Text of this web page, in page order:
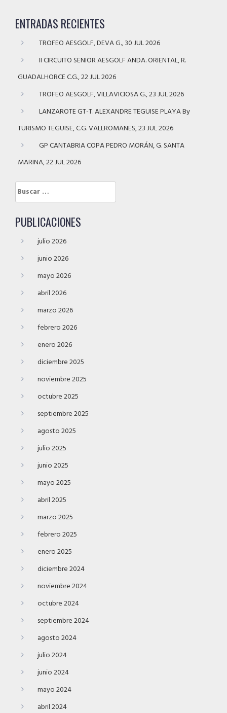
ENTRADAS RECIENTES
TROFEO AESGOLF, DEVA G., 30 JUL 2026
II CIRCUITO SENIOR AESGOLF ANDA. ORIENTAL, R.
GUADALHORCE C.G., 22 JUL 2026
TROFEO AESGOLF, VILLAVICIOSA G., 23 JUL 2026
LANZAROTE GT-T. ALEXANDRE TEGUISE PLAYA By
TURISMO TEGUISE, C.G. VALLROMANES, 23 JUL 2026
GP CANTABRIA COPA PEDRO MORÁN, G. SANTA
MARINA, 22 JUL 2026
Buscar:
PUBLICACIONES
julio 2026
junio 2026
mayo 2026
abril 2026
marzo 2026
febrero 2026
enero 2026
diciembre 2025
noviembre 2025
octubre 2025
septiembre 2025
agosto 2025
julio 2025
junio 2025
mayo 2025
abril 2025
marzo 2025
febrero 2025
enero 2025
diciembre 2024
noviembre 2024
octubre 2024
septiembre 2024
agosto 2024
julio 2024
junio 2024
mayo 2024
abril 2024